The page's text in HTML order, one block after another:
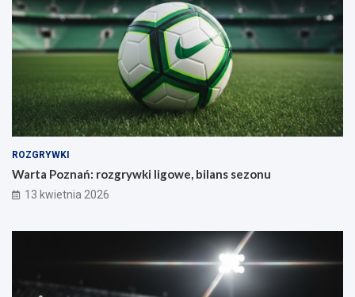
ROZGRYWKI
Warta Poznań: rozgrywki ligowe, bilans sezonu
13 kwietnia 2026